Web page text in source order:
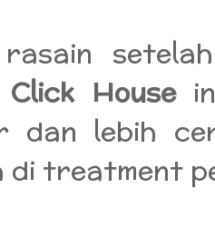
House
dan lebih
di treatment